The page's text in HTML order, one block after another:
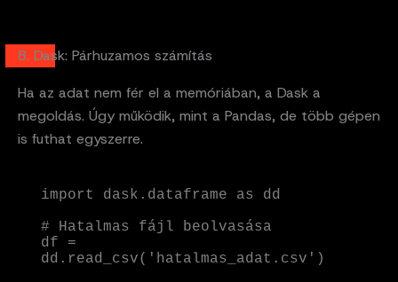
8. Dask: Párhuzamos számítás
Ha az adat nem fér el a memóriában, a Dask a
megoldás. Úgy működik, mint a Pandas, de több gépen
is futhat egyszerre.
import dask.dataframe as dd
# Hatalmas fájl beolvasása
df =
dd.read_csv('hatalmas_adat.csv')